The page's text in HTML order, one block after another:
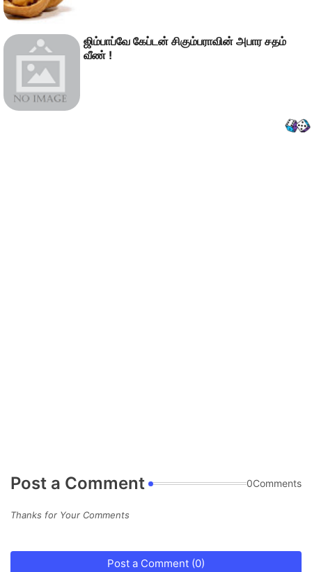
ஜிம்பாப்வே கேப்டன் சிகும்பராவின் அபார சதம்
வீண் !
Post a Comment 0Comments
Thanks for Your Comments
Post a Comment (0)